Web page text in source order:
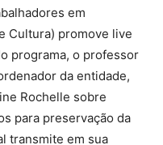
em
Cultura) promove live
programa, o professor
da entidade,
Rochelle sobre
para preservação da
transmite em sua